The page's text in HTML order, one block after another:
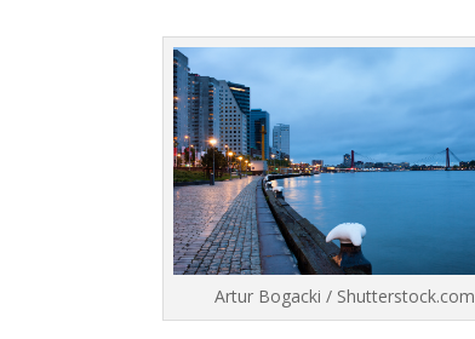
Artur Bogacki / Shutterstock.com